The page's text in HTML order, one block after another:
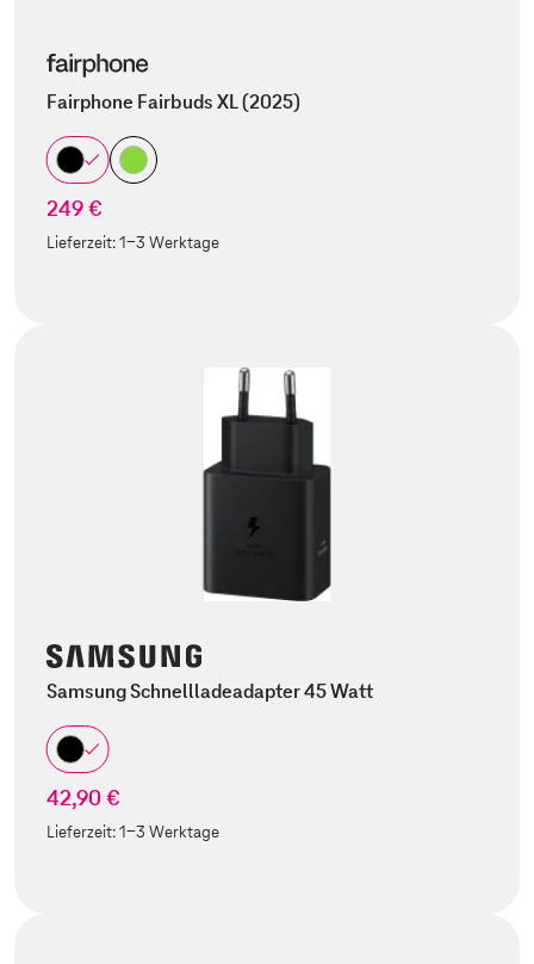
Fairphone Fairbuds XL (2025)
249 €
Lieferzeit:1-3 Werktage
Samsung Schnellladeadapter 45 Watt
42,90 €
Lieferzeit:1-3 Werktage